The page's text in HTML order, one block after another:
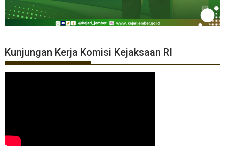
Kunjungan Kerja Komisi Kejaksaan RI